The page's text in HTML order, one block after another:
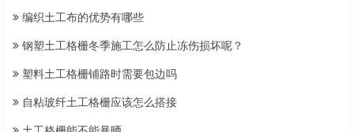
编织土工布的优势有哪些
钢塑土工格栅冬季施工怎么防止冻伤损坏呢？
塑料土工格栅铺路时需要包边吗
自粘玻纤土工格栅应该怎么搭接